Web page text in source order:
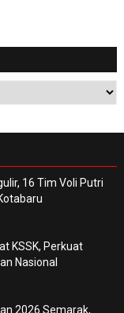
16 Tim Voli Putri
KSSK, Perkuat
Nasional
2026 Semarak,